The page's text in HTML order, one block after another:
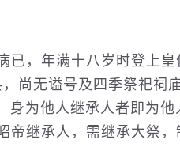
已，年满十八岁时登上
尚无谥号及四季祭祀祠
身为他人继承人者即为
帝继承人，需继承大祭